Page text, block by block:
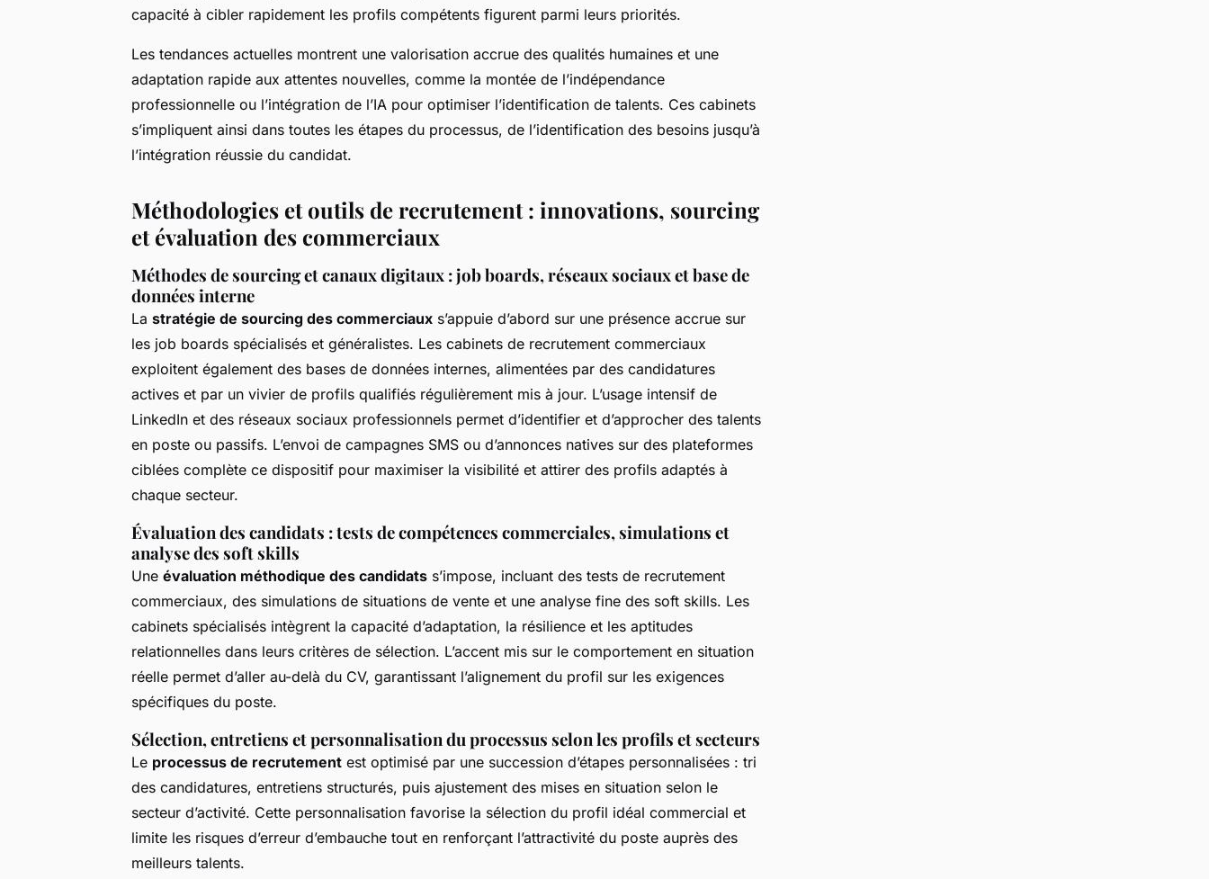
capacité à cibler rapidement les profils compétents figurent parmi leurs priorités.
Les tendances actuelles montrent une valorisation accrue des qualités humaines et une
adaptation rapide aux attentes nouvelles, comme la montée de l’indépendance
professionnelle ou l’intégration de l’IA pour optimiser l’identification de talents. Ces cabinets
s’impliquent ainsi dans toutes les étapes du processus, de l’identification des besoins jusqu’à
l’intégration réussie du candidat.
Méthodologies et outils de recrutement : innovations, sourcing
et évaluation des commerciaux
Méthodes de sourcing et canaux digitaux : job boards, réseaux sociaux et base de
données interne
La stratégie de sourcing des commerciaux s’appuie d’abord sur une présence accrue sur
les job boards spécialisés et généralistes. Les cabinets de recrutement commerciaux
exploitent également des bases de données internes, alimentées par des candidatures
actives et par un vivier de profils qualifiés régulièrement mis à jour. L’usage intensif de
LinkedIn et des réseaux sociaux professionnels permet d’identifier et d’approcher des talents
en poste ou passifs. L’envoi de campagnes SMS ou d’annonces natives sur des plateformes
ciblées complète ce dispositif pour maximiser la visibilité et attirer des profils adaptés à
chaque secteur.
Évaluation des candidats : tests de compétences commerciales, simulations et
analyse des soft skills
Une évaluation méthodique des candidats s’impose, incluant des tests de recrutement
commerciaux, des simulations de situations de vente et une analyse fine des soft skills. Les
cabinets spécialisés intègrent la capacité d’adaptation, la résilience et les aptitudes
relationnelles dans leurs critères de sélection. L’accent mis sur le comportement en situation
réelle permet d’aller au-delà du CV, garantissant l’alignement du profil sur les exigences
spécifiques du poste.
Sélection, entretiens et personnalisation du processus selon les profils et secteurs
Le processus de recrutement est optimisé par une succession d’étapes personnalisées : tri
des candidatures, entretiens structurés, puis ajustement des mises en situation selon le
secteur d’activité. Cette personnalisation favorise la sélection du profil idéal commercial et
limite les risques d’erreur d’embauche tout en renforçant l’attractivité du poste auprès des
meilleurs talents.